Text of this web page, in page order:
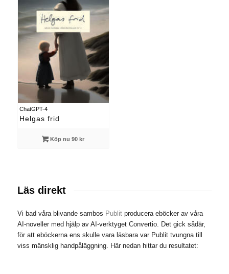
ChatGPT-4
Helgas frid
Köp nu 90 kr
Läs direkt
Vi bad våra blivande sambos Publitproducera eböcker av våra
AI-noveller med hjälp av AI-verktyget Convertio. Det gick sådär,
för att eböckerna ens skulle vara läsbara var Publit tvungna till
viss mänsklig handpåläggning. Här nedan hittar du resultatet: